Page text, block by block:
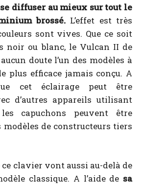
se diffuser au mieux sur tout le
brossé. L’effet est très
sont vives. Que ce soit
noir ou blanc, le Vulcan II de
doute l’un des modèles à
plus efficace jamais conçu. A
cet éclairage peut être
d’autres appareils utilisant
capuchons peuvent être
modèles de constructeurs tiers
clavier vont aussi au-delà de
classique. A l’aide de sa